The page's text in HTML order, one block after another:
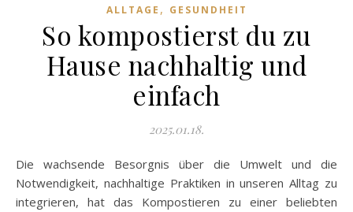
ALLTAGE , GESUNDHEIT
So kompostierst du zu
Hause nachhaltig und
einfach
2025.01.18.
Die wachsende Besorgnis über die Umwelt und die
Notwendigkeit, nachhaltige Praktiken in unseren Alltag zu
integrieren, hat das Kompostieren zu einer beliebten